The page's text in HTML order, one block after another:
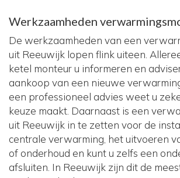
Werkzaamheden
De werkzaamheden van een
uit Reeuwijk lopen flink uiteen.
ketel monteur u informeren en
aankoop van een nieuwe
een professioneel advies weet u
keuze maakt. Daarnaast is een
uit Reeuwijk in te zetten voor de
centrale verwarming, het uitvoeren
of onderhoud en kunt u zelfs een
afsluiten. In Reeuwijk zijn dit de